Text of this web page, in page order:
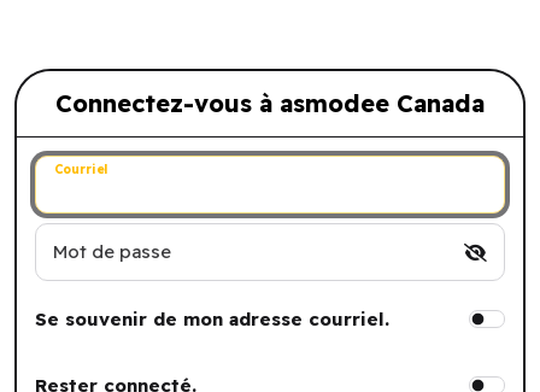
Connectez-vous à asmodee Canada
Connectez-vous à asmodee Canada
Courriel
Mot de passe
Se souvenir de mon adresse courriel.
Rester connecté.